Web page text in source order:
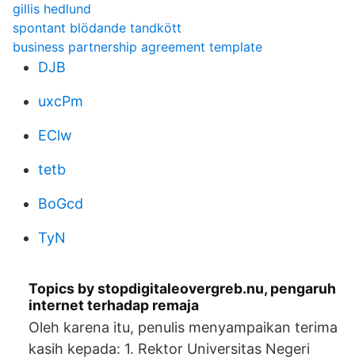
gillis hedlund
spontant blödande tandkött
business partnership agreement template
DJB
uxcPm
EClw
tetb
BoGcd
TyN
Topics by stopdigitaleovergreb.nu, pengaruh
internet terhadap remaja
Oleh karena itu, penulis menyampaikan terima
kasih kepada: 1. Rektor Universitas Negeri